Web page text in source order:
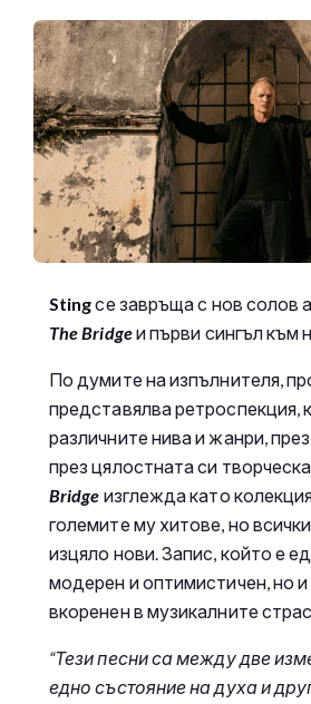
Stingсе завръща с нов солов
The Bridgeи първи сингъл към
По думите на изпълнителя,
представялва ретроспекция,
различните нива и жанри,
през цялостната си
Bridge изглежда като
големите му хитове, но
изцяло нови. Запис, който е
модерен и оптимистичен, но
вкоренен в музикалните
“Тези песни са междудве
едно състояние на духа и